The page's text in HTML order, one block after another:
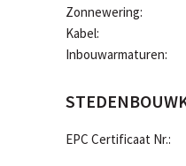
Zonnewering:
Kabel:
Inbouwarmaturen:
EPC Certificaat Nr.: